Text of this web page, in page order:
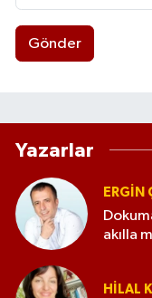
Gönder
Yazarlar
ERGIN
akılla
HILAL